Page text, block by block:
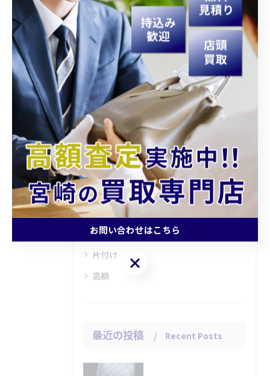
関連タグ
#宮崎 #買取 #生前整理 #遺品整理
カテゴリー Categories
全てのカテゴリー
持ち込み
査定
引越し
片付け
高額
最近の投稿 Recent Posts
お問い合わせはこちら
お問い合わせはこちら